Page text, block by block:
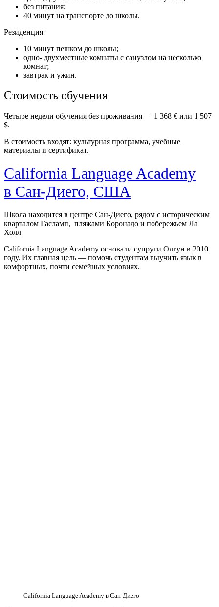
без питания;
40 минут на транспорте до школы.
Резиденция:
10 минут пешком до школы;
одно- двухместные комнаты с санузлом на несколько
комнат;
завтрак и ужин.
Стоимость обучения
Четыре недели обучения без проживания — 1 368 € или 1 507
$.
В стоимость входят: культурная программа, учебные
материалы и сертификат.
California Language Academy
в Сан-Диего, США
Школа находится в центре Сан-Диего, рядом с историческим
кварталом Гасламп, пляжами Коронадо и побережьем Ла
Холл.
California Language Academy основали супруги Олгун в 2010
году. Их главная цель — помочь студентам выучить язык в
комфортных, почти семейных условиях.
California Language Academy в Сан-Диего